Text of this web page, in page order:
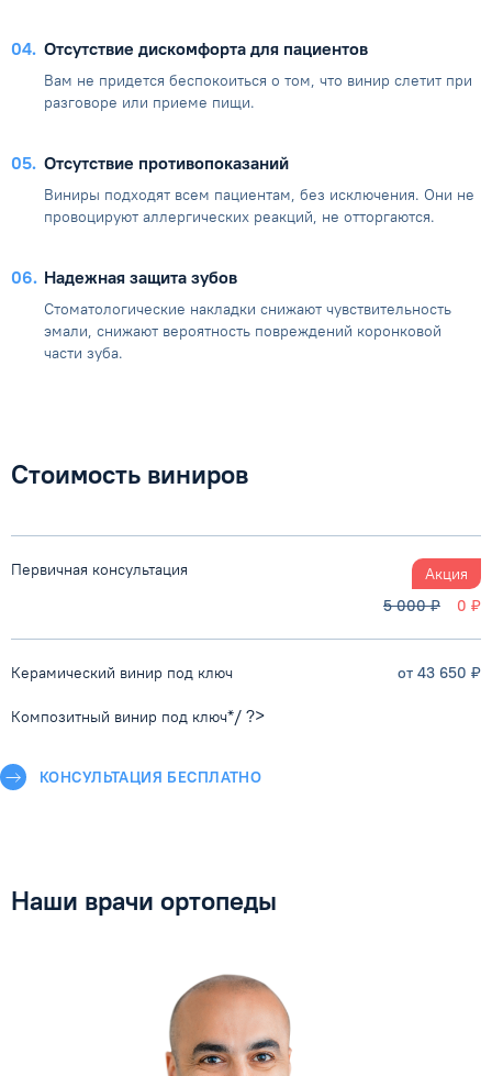
04 Отсутствие дискомфорта для пациентов
Вам не придется беспокоиться о том, что винир слетит при
разговоре или приеме пищи.
05 Отсутствие противопоказаний
Виниры подходят всем пациентам, без исключения. Они не
провоцируют аллергических реакций, не отторгаются.
06 Надежная защита зубов
Стоматологические накладки снижают чувствительность
эмали, снижают вероятность повреждений коронковой
части зуба.
Стоимость виниров
Первичная консультация
Акция
5 000 ₽
0 ₽
Керамический винир под ключ от 43 650 ₽
Композитный винир под ключ*/ ?>
КОНСУЛЬТАЦИЯ БЕСПЛАТНО
Наши врачи ортопеды